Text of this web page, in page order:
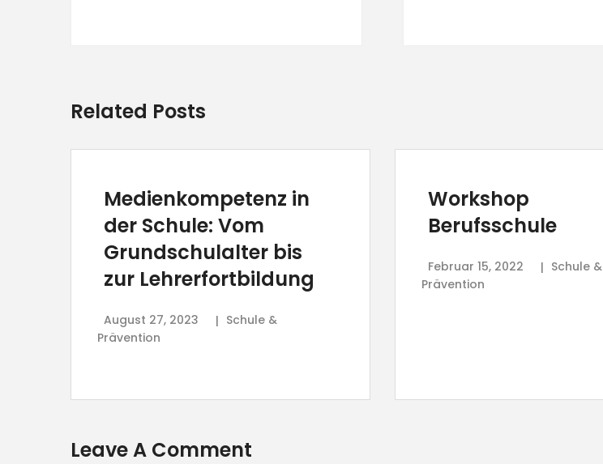
Related Posts
Medienkompetenz in
der Schule: Vom
Grundschulalter bis
zur Lehrerfortbildung
August 27, 2023
Schule &
Prävention
Workshop
Berufsschule
Februar 15, 2022
Schule &
Prävention
Leave A Comment